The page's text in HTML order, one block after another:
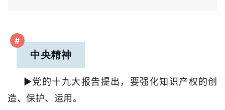
#
中央精神
►党的十九大报告提出，要强化知识产权的创
造、保护、运用。